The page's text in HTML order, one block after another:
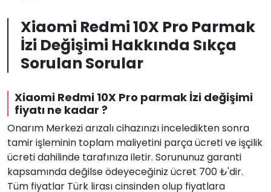
Xiaomi Redmi 10X Pro Parmak
İzi Değişimi Hakkında Sıkça
Sorulan Sorular
Xiaomi Redmi 10X Pro parmak İzi değişimi
fiyatı ne kadar ?
Onarım Merkezi arızalı cihazınızı inceledikten sonra
tamir işleminin toplam maliyetini parça ücreti ve işçilik
ücreti dahilinde tarafınıza iletir. Sorununuz garanti
kapsamında değilse ödeyeceğiniz ücret 700 ₺'dir.
Tüm fiyatlar Türk lirası cinsinden olup fiyatlara